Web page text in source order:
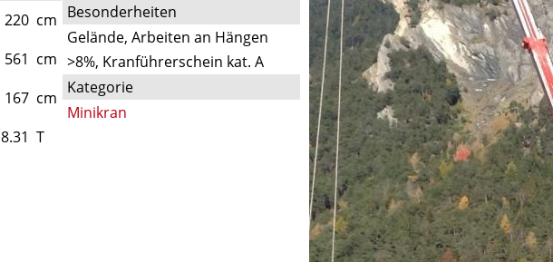
220 cm
561 cm
167 cm
8.31 T
Besonderheiten
Gelände, Arbeiten an Hängen
>8%, Kranführerschein kat. A
Kategorie
Minikran